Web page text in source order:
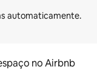
no Airbnb